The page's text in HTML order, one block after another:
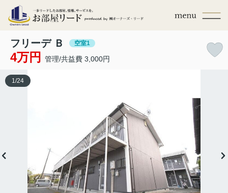
フリーデ Ｂ 空室1
4万円 管理/共益費 3,000円
1 /24